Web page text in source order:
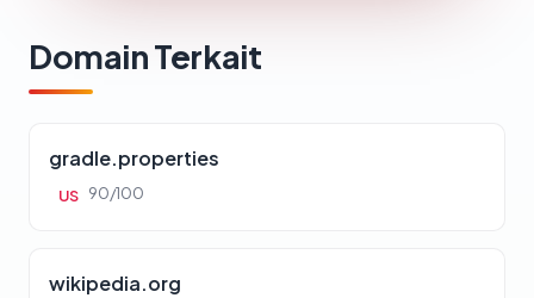
Domain Terkait
gradle.properties
US 90/100
wikipedia.org